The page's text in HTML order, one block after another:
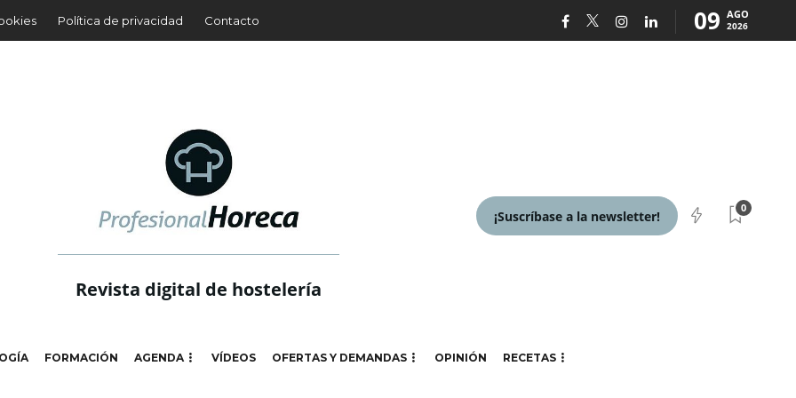
Política de privacidad Contacto 09 AGO
2026
Revista digital de hostelería
¡Suscríbase a la newsletter!
0
FORMACIÓN AGENDA VÍDEOS OFERTAS Y DEMANDAS OPINIÓN RECETAS